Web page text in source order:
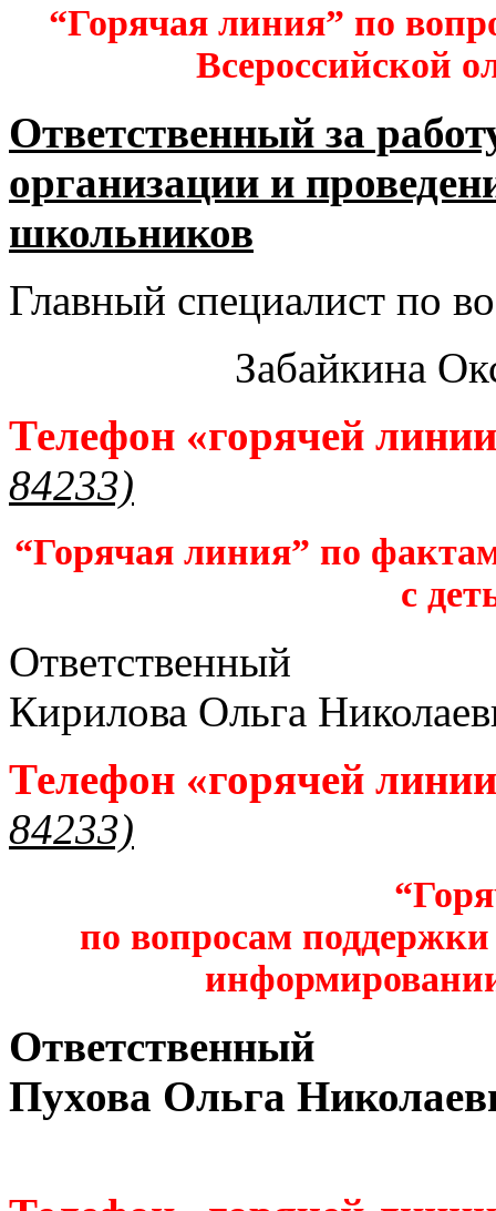
“Горячая линия” по
Всероссийской
Ответственный за
организации и
школьников​
Главный специалист по
Забайкина
Телефон «горячей
84233)
“Горячая линия” по
с
Ответственный
Кирилова Ольга
Телефон «горячей
84233)
по вопросам поддержки
Ответственный
Пухова Ольга